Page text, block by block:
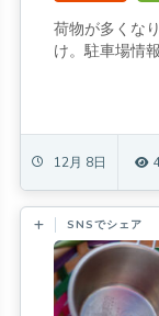
荷物が多くな
け。駐車場情
12月 8日
SNSでシェア